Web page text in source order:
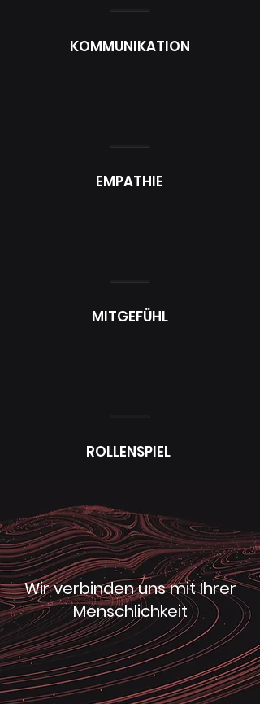
KOMMUNIKATION
EMPATHIE
MITGEFÜHL
ROLLENSPIEL
Wir verbinden uns mit Ihrer
Menschlichkeit